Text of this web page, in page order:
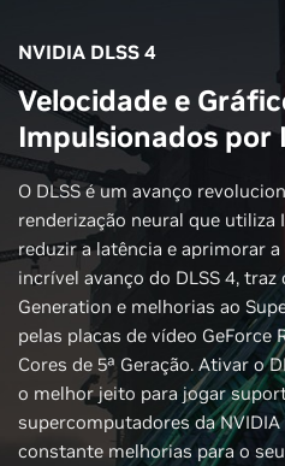
NVIDIA DLSS 4
Velocidade e
Impulsionados por
O DLSS é um avanço
renderização neural que utiliza
reduzir a latência e aprimorar
incrível avanço do DLSS 4,
Generation e melhorias ao
pelas placas de vídeo GeForce
Cores de 5ª Geração. Ativar o
o melhor jeito para jogar
supercomputadores da
constante melhorias para o